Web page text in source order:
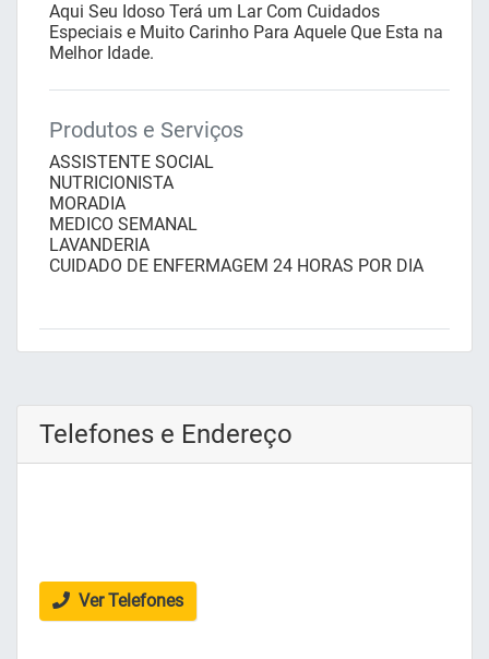
Aqui Seu Idoso Terá um Lar Com Cuidados
Especiais e Muito Carinho Para Aquele Que Esta na
Melhor Idade.
Produtos e Serviços
ASSISTENTE SOCIAL
NUTRICIONISTA
MORADIA
MEDICO SEMANAL
LAVANDERIA
CUIDADO DE ENFERMAGEM 24 HORAS POR DIA
Telefones e Endereço
Ver Telefones